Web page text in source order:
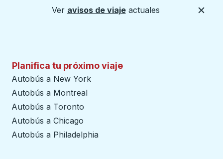
Ver avisos de viajeactuales
Planifica tu próximo viaje
Autobús a New York
Autobús a Montreal
Autobús a Toronto
Autobús a Chicago
Autobús a Philadelphia